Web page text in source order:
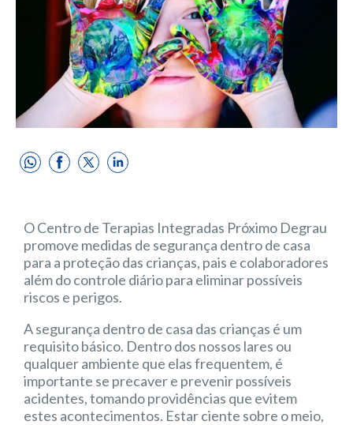
O Centro de Terapias Integradas Próximo Degrau
promove medidas de segurança dentro de casa
para a proteção das crianças, pais e colaboradores
além do controle diário para eliminar possíveis
riscos e perigos.
A segurança dentro de casa das crianças é um
requisito básico. Dentro dos nossos lares ou
qualquer ambiente que elas frequentem, é
importante se precaver e prevenir possíveis
acidentes, tomando providências que evitem
estes acontecimentos. Estar ciente sobre o meio,